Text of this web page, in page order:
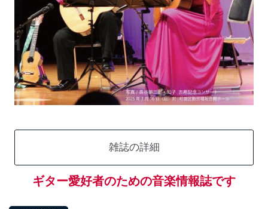
雑誌の詳細
ギター愛好者のための音楽情報誌です